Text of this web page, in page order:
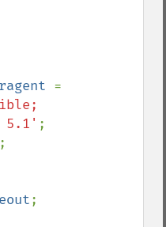
5.1' ;
;
;